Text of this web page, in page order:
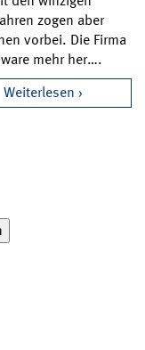
zogen aber
vorbei. Die Firma
mehr her….
Weiterlesen